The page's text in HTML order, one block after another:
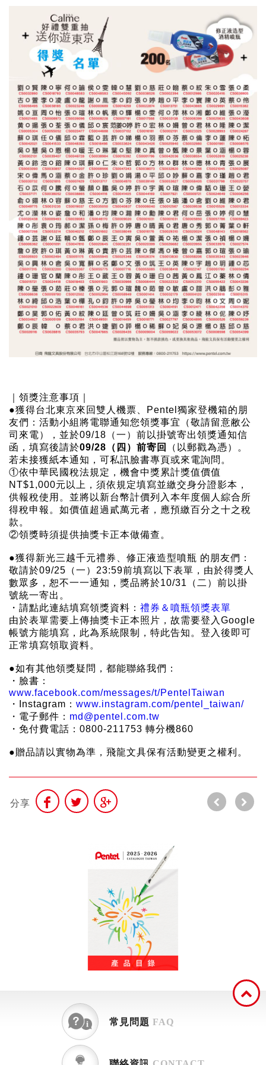
｜領獎注意事項｜
●獲得台北東京來回雙人機票、Pentel獨家登機箱的朋
友們：活動小組將電聯通知您領獎事宜（敬請留意敝公
司來電），並於09/18（一）前以掛號寄出領獎通知信
函，填寫後請於09/28（四）前寄回
（以郵戳為憑）。
若未接獲紙本通知，可私訊臉書專頁或來電詢問。
①依中華民國稅法規定，機會中獎累計獎值價值
NT$1,000元以上，須依規定填寫並繳交身分證影本，
供報稅使用。並將以新台幣計價列入本年度個人綜合所
得稅申報。如價值超過貳萬元者，應預繳百分之十之稅
款。
②領獎時須提供抽獎卡正本做備查。
●獲得新光三越千元禮券、修正液造型噴瓶 的朋友們：
敬請於09/25（一）23:59前填寫以下表單，由於得獎人
數眾多，恕不一一通知，獎品將於10/31（二）前以掛
號統一寄出。
・請點此連結填寫領獎資料： 禮券＆噴瓶領獎表單
由於表單需要上傳抽獎卡正本照片，故需要登入Google
帳號方能填寫，此為系統限制，特此告知。登入後即可
正常填寫領取資料。
●如有其他領獎疑問，都能聯絡我們：
・臉書：
www.facebook.com/messages/t/PentelTaiwan
・Instagram： www.instagram.com/pentel_taiwan/
・電子郵件： md@pentel.com.tw
・免付費電話：0800-211753 轉分機860
●贈品請以實物為準，飛龍文具保有活動變更之權利。
分享
常見問題 FAQ